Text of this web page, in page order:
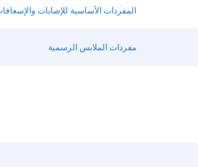
المفردات الأساسية للإصابات
مفردات الملابس الرسمية